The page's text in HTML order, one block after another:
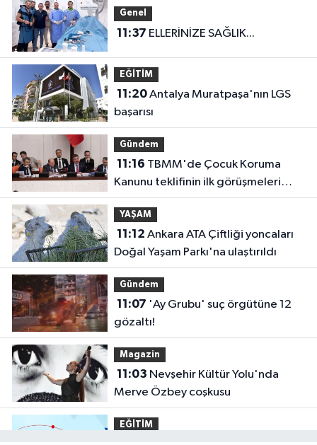
Genel
11:37 ELLERİNİZE SAĞLIK...
EĞİTİM
11:20Antalya Muratpaşa'nın LGS
başarısı
Gündem
11:16
Kanunu teklifinin ilk görüşmeleri
tamamlandı
YAŞAM
11:12
Doğal Yaşam Parkı'na ulaştırıldı
Gündem
11:07
gözaltı!
Magazin
11:03
Merve Özbey coşkusu
EĞİTİM